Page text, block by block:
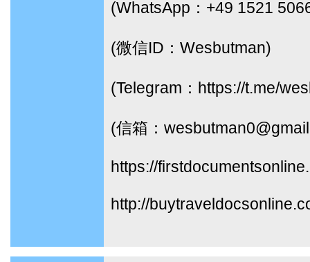
(WhatsApp：+49 1521
(微信ID：Wesbutman)
(Telegram：https://t.me/
(信箱：
https://
http://